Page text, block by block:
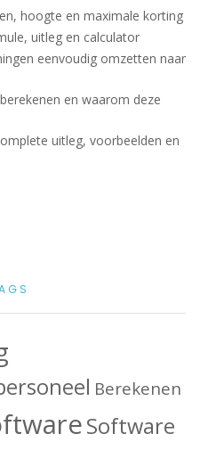
hoogte en maximale korting
uitleg en calculator
eenvoudig omzetten naar
en waarom deze
uitleg, voorbeelden en
Berekenen
Software